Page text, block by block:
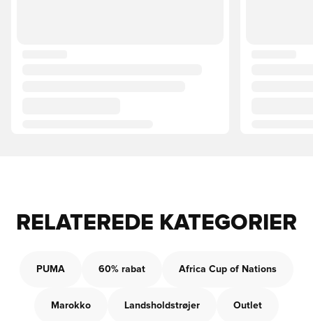
RELATEREDE KATEGORIER
PUMA 60% rabat Africa Cup of Nations
Marokko Landsholdstrøjer Outlet